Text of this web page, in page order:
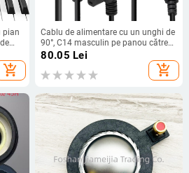
pian
add_shopping_cart
Cablu de alimentare cu un unghi de
90°, C14 masculin pe panou către
C13 feminin, miez de cupru 0,75
80.05 Lei
add_shopping_cart